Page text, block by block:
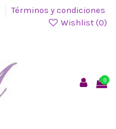
Términos y condiciones
Wishlist (0)
0